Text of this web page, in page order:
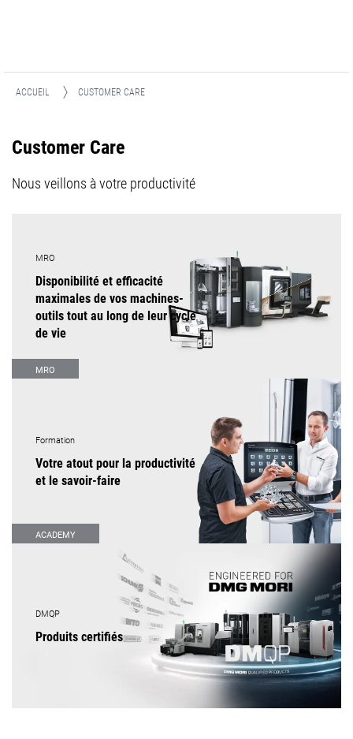
ACCUEIL CUSTOMER CARE
Customer Care
Nous veillons à votre productivité
MRO
Disponibilité et efficacité
maximales de vos machines-
outils tout au long de leur cycle
de vie
MRO
Formation
Votre atout pour la productivité
et le savoir-faire
ACADEMY
DMQP
Produits certifiés